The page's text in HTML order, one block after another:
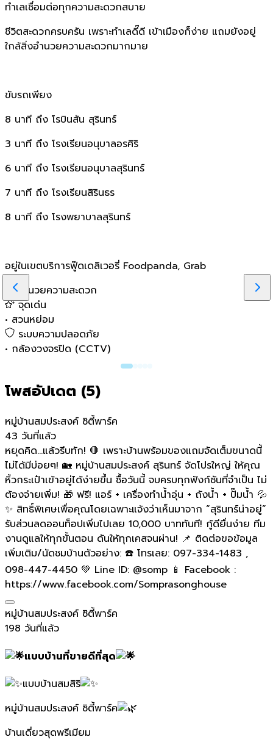
ทำเลเชื่อมต่อทุกความสะดวกสบาย
ชีวิตสะดวกครบครัน เพราะทำเลดี๊ดี เข้าเมืองก็ง่าย แถมยังอยู่
ใกล้สิ่งอำนวยความสะดวกมากมาย
ขับรถเพียง
8 นาที ถึง โรบินสัน สุรินทร์
3 นาที ถึง โรงเรียนอนุบาลอรศิริ
6 นาที ถึง โรงเรียนอนุบาลสุรินทร์
7 นาที ถึง โรงเรียนสิรินธร
8 นาที ถึง โรงพยาบาลสุรินทร์
อยู่ในเขตบริการฟู๊ดเดลิเวอรี่ Foodpanda, Grab
สิ่งอำนวยความสะดวก
จุดเด่น
• สวนหย่อม
ระบบความปลอดภัย
• กล้องวงจรปิด (CCTV)
โพสอัปเดต (5)
หมู่บ้านสมประสงค์ ซิตี้พาร์ค
43 วันที่แล้ว
หยุดคิด...แล้วรีบทัก! 🛑 เพราะบ้านพร้อมของแถมจัดเต็มขนาดนี้
ไม่ได้มีบ่อยๆ! 🏡 หมู่บ้านสมประสงค์ สุรินทร์ จัดโปรใหญ่ ให้คุณ
หิ้วกระเป๋าเข้าอยู่ได้ง่ายขึ้น ซื้อวันนี้ จบครบทุกฟังก์ชันที่จำเป็น ไม่
ต้องจ่ายเพิ่ม! 🎁 ฟรี! แอร์ + เครื่องทำน้ำอุ่น + ถังน้ำ + ปั๊มน้ำ 💦
✨ สิทธิ์พิเศษเพื่อคุณโดยเฉพาะแจ้งว่าเห็นมาจาก “สุรินทร์น่าอยู่”
รับส่วนลดออนท็อปเพิ่มไปเลย 10,000 บาททันที! กู้ดียื่นง่าย ทีม
งานดูแลให้ทุกขั้นตอน ดันให้ทุกเคสจนผ่าน! 📌 ติดต่อขอข้อมูล
เพิ่มเติม/นัดชมบ้านตัวอย่าง: ☎️ โทรเลย: 097-334-1483 ,
098-447-4450 💚 Line ID: @somp 📱 Facebook :
https://www.facebook.com/Somprasonghouse
หมู่บ้านสมประสงค์ ซิตี้พาร์ค
198 วันที่แล้ว
แบบบ้านที่ขายดีที่สุด
แบบบ้านสมสิริ
หมู่บ้านสมประสงค์ ซิตี้พาร์ค
บ้านเดี่ยวสุดพรีเมียม